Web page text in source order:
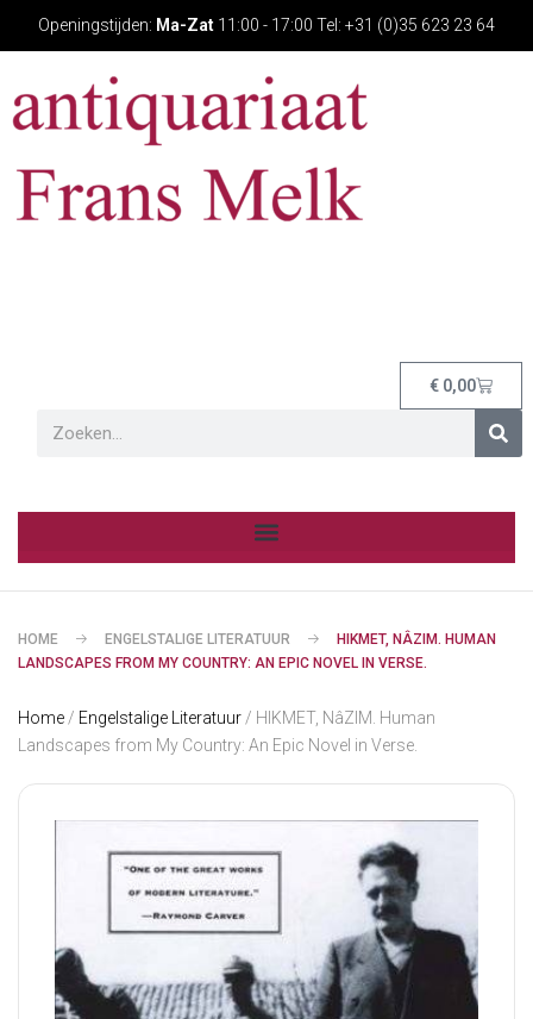
Openingstijden: Ma-Zat 11:00 - 17:00 Tel: +31 (0)35 623 23 64
€ 0,00
HOME ENGELSTALIGE LITERATUUR
HIKMET, NÂZIM. HUMAN
LANDSCAPES FROM MY COUNTRY: AN EPIC NOVEL IN VERSE.
Home / Engelstalige Literatuur / HIKMET, NâZIM. Human
Landscapes from My Country: An Epic Novel in Verse.